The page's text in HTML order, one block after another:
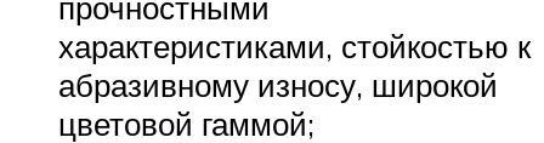
характеристиками, стойкостью к
абразивному износу, широкой
цветовой гаммой;